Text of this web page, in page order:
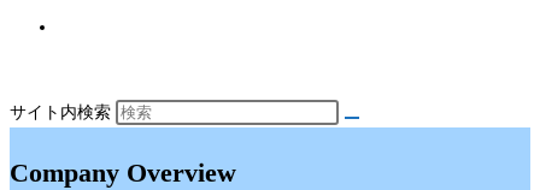
サイト内検索
Company Overview